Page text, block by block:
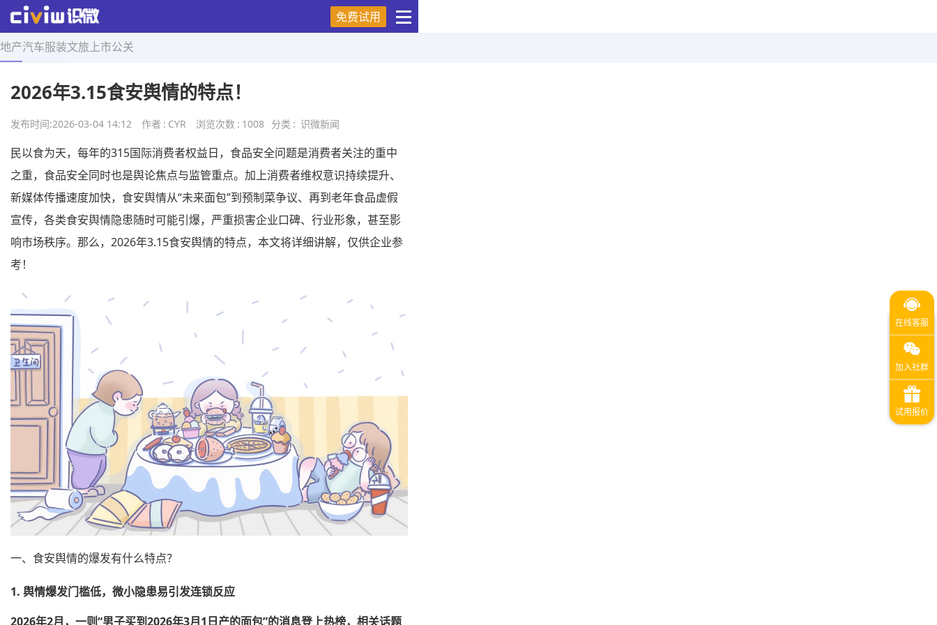
免费试用
地产汽车服装文旅 上市公关
首页 > 舆情研究 > 正文
2026年3.15食安舆情的特点！
发布时间:2026-03-04 14:12 作者 : CYR 浏览次数 : 1008 分类 : 识微新闻
民以食为天，每年的315国际消费者权益日，食品安全问题是消费者关注的重中
之重，食品安全同时也是舆论焦点与监管重点。加上消费者维权意识持续提升、
新媒体传播速度加快，食安舆情从“未来面包”到预制菜争议、再到老年食品虚假
宣传，各类食安舆情隐患随时可能引爆，严重损害企业口碑、行业形象，甚至影
响市场秩序。那么，2026年3.15食安舆情的特点，本文将详细讲解，仅供企业参
考！
一、食安舆情的爆发有什么特点？
1. 舆情爆发门槛低，微小隐患易引发连锁反应
2026年2月，一则“男子买到2026年3月1日产的面包”的消息登上热榜，相关话题